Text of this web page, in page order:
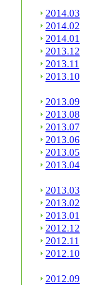
2014.03
2014.02
2014.01
2013.12
2013.11
2013.10
2013.09
2013.08
2013.07
2013.06
2013.05
2013.04
2013.03
2013.02
2013.01
2012.12
2012.11
2012.10
2012.09